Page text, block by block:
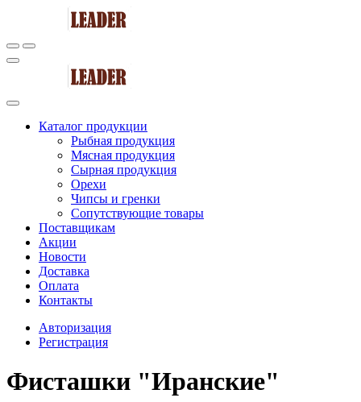
Каталог продукции
Рыбная продукция
Мясная продукция
Сырная продукция
Орехи
Чипсы и гренки
Сопутствующие товары
Поставщикам
Акции
Новости
Доставка
Оплата
Контакты
Авторизация
Регистрация
Фисташки "Иранские"